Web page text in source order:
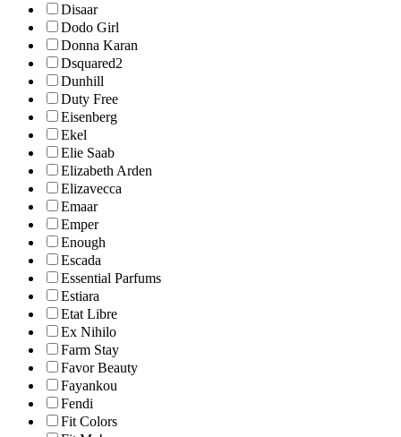
Disaar
Dodo Girl
Donna Karan
Dsquared2
Dunhill
Duty Free
Eisenberg
Ekel
Elie Saab
Elizabeth Arden
Elizavecca
Emaar
Emper
Enough
Escada
Essential Parfums
Estiara
Etat Libre
Ex Nihilo
Farm Stay
Favor Beauty
Fayankou
Fendi
Fit Colors